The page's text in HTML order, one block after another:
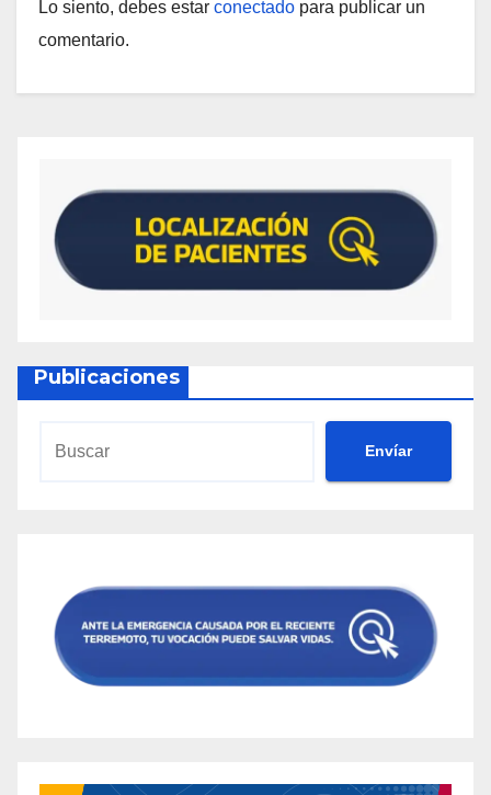
Lo siento, debes estar conectado para publicar un
comentario.
Publicaciones
Envíar